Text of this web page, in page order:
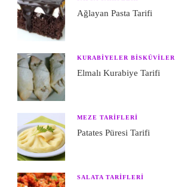
Ağlayan Pasta Tarifi
KURABIYELER BISKÜVILER
Elmalı Kurabiye Tarifi
MEZE TARIFLERI
Patates Püresi Tarifi
SALATA TARIFLERI